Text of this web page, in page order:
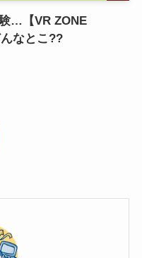
…【VR ZONE
なとこ??